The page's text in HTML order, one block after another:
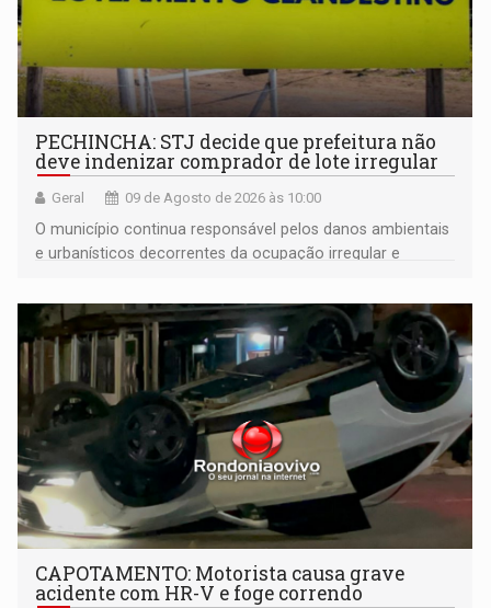
PECHINCHA: STJ decide que prefeitura não
deve indenizar comprador de lote irregular
Geral 09 de Agosto de 2026 às 10:00
O município continua responsável pelos danos ambientais
e urbanísticos decorrentes da ocupação irregular e
CAPOTAMENTO: Motorista causa grave
acidente com HR-V e foge correndo